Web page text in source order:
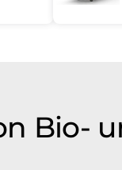
Bio-